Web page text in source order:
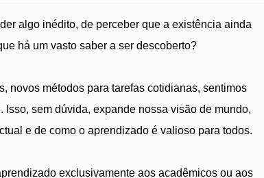
algo inédito, de perceber que a existência ainda
há um vasto saber a ser descoberto?
novos métodos para tarefas cotidianas, sentimos
sem dúvida, expande nossa visão de mundo,
e de como o aprendizado é valioso para todos.
exclusivamente aos acadêmicos ou aos